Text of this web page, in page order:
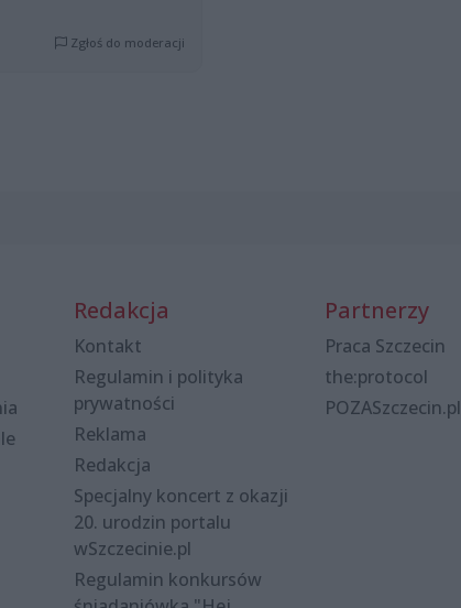
Zgłoś do moderacji
Redakcja
Kontakt
Regulamin i polityka
prywatności
Reklama
Redakcja
Specjalny koncert z okazji
20. urodzin portalu
wSzczecinie.pl
Regulamin konkursów
Partnerzy
Praca Szczecin
the:protocol
POZASzczecin.pl